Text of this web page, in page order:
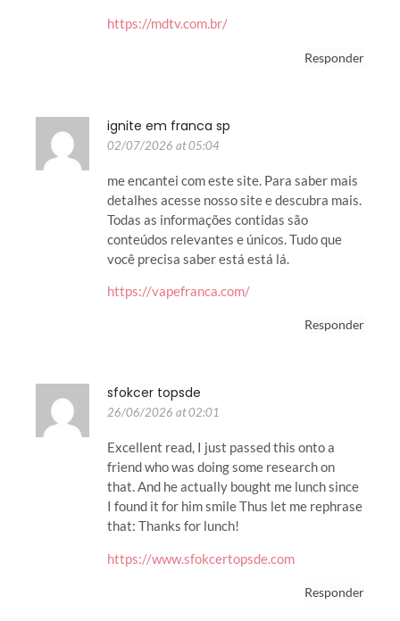
https://mdtv.com.br/
Responder
ignite em franca sp
02/07/2026 at 05:04
me encantei com este site. Para saber mais
detalhes acesse nosso site e descubra mais.
Todas as informações contidas são
conteúdos relevantes e únicos. Tudo que
você precisa saber está está lá.
https://vapefranca.com/
Responder
sfokcer topsde
26/06/2026 at 02:01
Excellent read, I just passed this onto a
friend who was doing some research on
that. And he actually bought me lunch since
I found it for him smile Thus let me rephrase
that: Thanks for lunch!
https://www.sfokcertopsde.com
Responder